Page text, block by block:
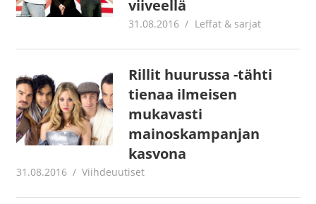
viiveellä
31.08.2016 Juha Kaunisto
Leffat & sarjat
Rillit huurussa -tähti
tienaa ilmeisen
mukavasti
mainoskampanjan
kasvona
31.08.2016 Juha Kaunisto
Viihdeuutiset